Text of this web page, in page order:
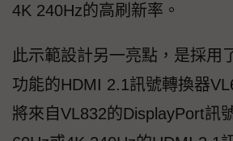
4K 240Hz的高刷新率。
此示範設計另一亮點，是採用
功能的HDMI 2.1訊號轉換器
將來自VL832的DisplayPort訊